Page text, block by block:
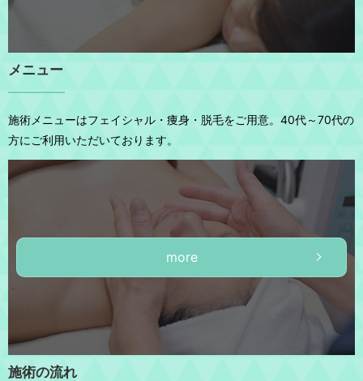
メニュー
施術メニューはフェイシャル・痩身・脱毛をご用意。 40代～70代の
方にご利用いただいております。
more
施術の流れ